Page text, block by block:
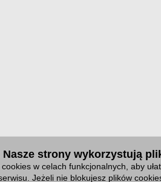
Nasze strony wykorzystują
cookies w celach funkcjonalnych, aby
Jeżeli nie blokujesz plików